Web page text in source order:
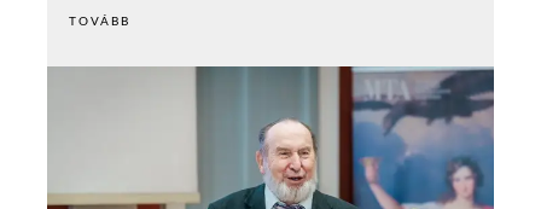
TOVÁBB